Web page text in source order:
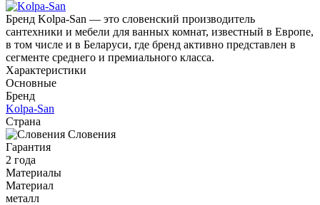
Бренд Kolpa-San — это словенский производитель
сантехники и мебели для ванных комнат, известный в Европе,
в том числе и в Беларуси, где бренд активно представлен в
сегменте среднего и премиального класса.
Характеристики
Основные
Бренд
Kolpa-San
Страна
Словения
Гарантия
2 года
Материалы
Материал
металл